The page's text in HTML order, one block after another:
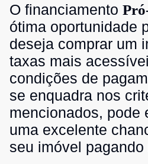
O financiamento
ótima oportunidade
deseja comprar um
taxas mais
condições de
se enquadra nos
mencionados, pode
uma excelente
seu imóvel